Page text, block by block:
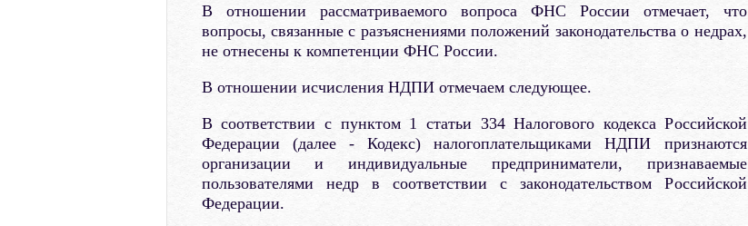
В отношении рассматриваемого вопроса ФНС России отмечает, что
вопросы, связанные с разъяснениями положений законодательства о недрах,
не отнесены к компетенции ФНС России.
В отношении исчисления НДПИ отмечаем следующее.
В соответствии с пунктом 1 статьи 334 Налогового кодекса Российской
Федерации (далее - Кодекс) налогоплательщиками НДПИ признаются
организации и индивидуальные предприниматели, признаваемые
пользователями недр в соответствии с законодательством Российской
Федерации.